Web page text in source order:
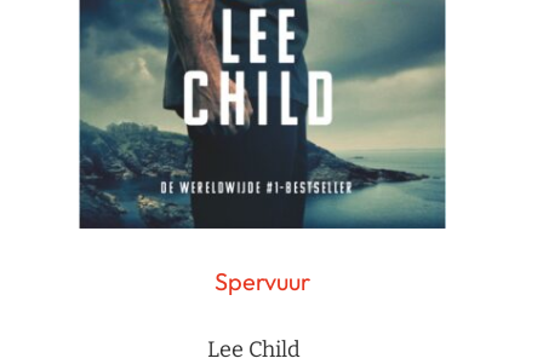
Spervuur
Lee Child